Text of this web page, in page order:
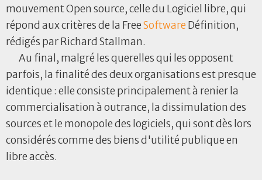
mouvement Open source, celle du Logiciel libre, qui
répond aux critères de la FreeSoftware Définition,
rédigés par Richard Stallman.
Au final, malgré les querelles qui les opposent
parfois, la finalité des deux organisations est presque
identique : elle consiste principalement à renier la
commercialisation à outrance, la dissimulation des
sources et le monopole des logiciels, qui sont dès lors
considérés comme des biens d'utilité publique en
libre accès.